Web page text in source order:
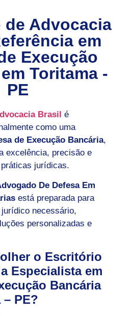
Advocacia
em
Execução
Toritama -
PE
Brasil é
como uma
de Execução Bancária,
excelência, precisão e
jurídicas.
De Defesa Em
está preparada para
necessário,
personalizadas e
o Escritório
Especialista em
Bancária
– PE?